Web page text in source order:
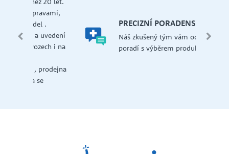
PRECIZNÍ PORADENSTVÍ
Náš zkušený tým vám ochotně
poradí s výběrem produktu.